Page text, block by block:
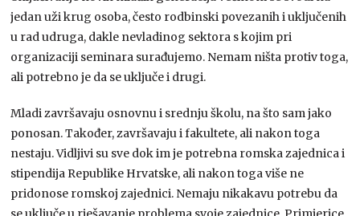
jedan uži krug osoba, često rodbinski povezanih i uključenih
u rad udruga, dakle nevladinog sektora s kojim pri
organizaciji seminara surađujemo. Nemam ništa protiv toga,
ali potrebno je da se uključe i drugi.
Mladi završavaju osnovnu i srednju školu, na što sam jako
ponosan. Također, završavaju i fakultete, ali nakon toga
nestaju. Vidljivi su sve dok im je potrebna romska zajednica i
stipendija Republike Hrvatske, ali nakon toga više ne
pridonose romskoj zajednici. Nemaju nikakavu potrebu da